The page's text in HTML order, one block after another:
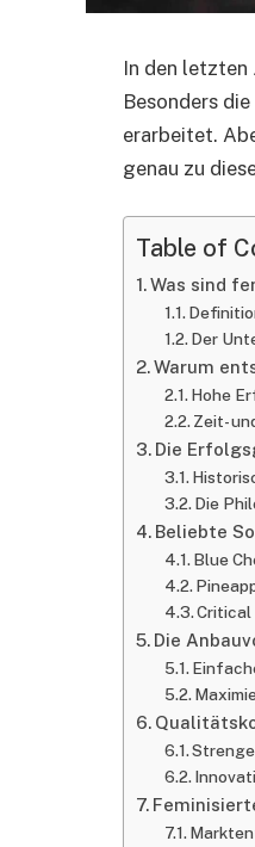
In den letzten
Besonders
erarbeitet.
genau zu
Table of
Was sind
Der
Warum
Hohe
Zeit-
Die
Die
Beliebte
Blue
Critical
Die